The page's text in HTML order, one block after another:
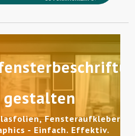
Fensteraufklebern
- Einfach. Effektiv.